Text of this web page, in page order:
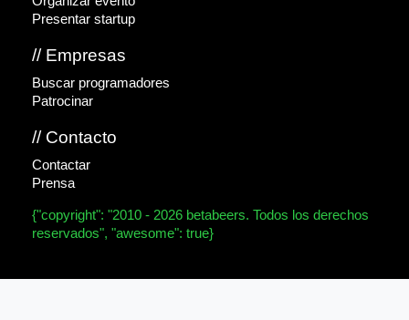
Presentar startup
// Empresas
Buscar programadores
Patrocinar
// Contacto
Contactar
Prensa
{"copyright": "2010 - 2026 betabeers. Todos los derechos
reservados", "awesome": true}